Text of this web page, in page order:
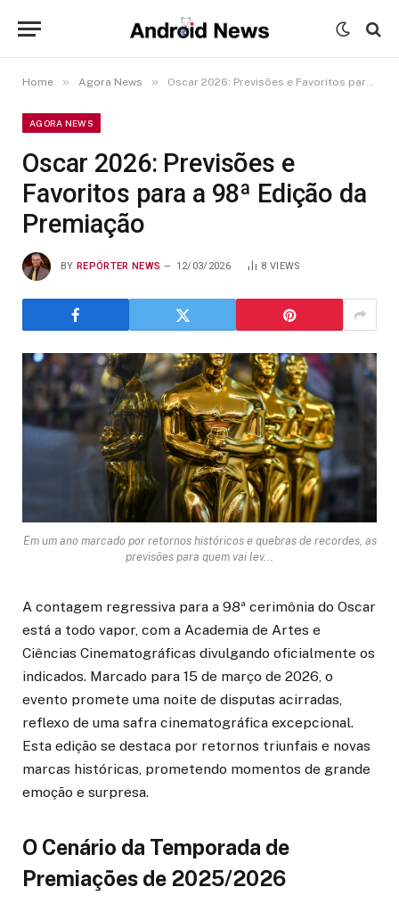
Home » Agora News » Oscar 2026: Previsões e Favoritos para a 98ª Edição da Premiação
AGORA NEWS
Oscar 2026: Previsões e
Favoritos para a 98ª Edição da
Premiação
BY REPÓRTER NEWS 12/03/2026 8 VIEWS
Em um ano marcado por retornos históricos e quebras de recordes, as
previsões para quem vai lev...
A contagem regressiva para a 98ª cerimônia do Oscar
está a todo vapor, com a Academia de Artes e
Ciências Cinematográficas divulgando oficialmente os
indicados. Marcado para 15 de março de 2026, o
evento promete uma noite de disputas acirradas,
reflexo de uma safra cinematográfica excepcional.
Esta edição se destaca por retornos triunfais e novas
marcas históricas, prometendo momentos de grande
emoção e surpresa.
O Cenário da Temporada de
Premiações de 2025/2026